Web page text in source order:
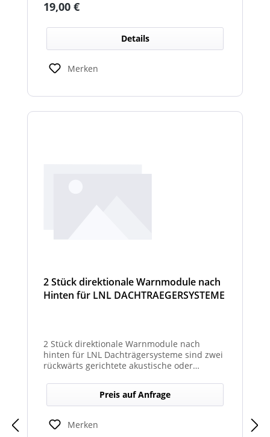
Regulärer Preis:
19,00 €
Details
Merken
2 Stück direktionale Warnmodule nach
Hinten für LNL DACHTRAEGERSYSTEME
2 Stück direktionale Warnmodule nach
hinten für LNL Dachträgersysteme sind zwei
rückwärts gerichtete akustische oder
Dachträger, die in Richtung Heck gezielte
Warnsignale abgeben. Sie verbessern die
Sicht- und Hörbarkeit von Warnhinweisen
für den rückwärtigen Bereich und erhöhen
so die Sicherheit bei Rangier- oder
Preis auf Anfrage
Merken